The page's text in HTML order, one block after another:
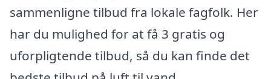
sammenligne tilbud fra lokale fagfolk. Her
har du mulighed for at få 3 gratis og
uforpligtende tilbud, så du kan finde det